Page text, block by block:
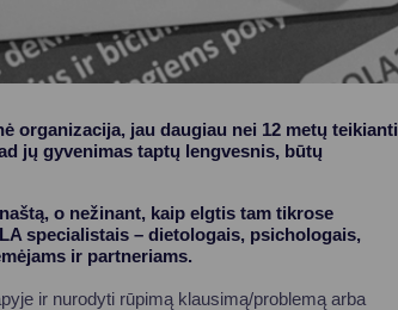
organizacija, jau daugiau nei 12 metų teikianti
jų gyvenimas taptų lengvesnis, būtų
o nežinant, kaip elgtis tam tikrose
specialistais – dietologais, psichologais,
ir partneriams.
ir nurodyti rūpimą klausimą/problemą arba